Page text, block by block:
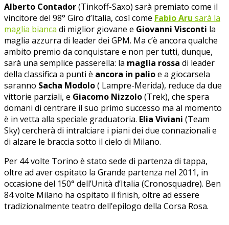
Alberto Contador(Tinkoff-Saxo) sarà premiato come il
vincitore del 98° Giro d’Italia, così come Fabio Aru sarà la
maglia bianca di miglior giovane e Giovanni Visconti la
maglia azzurra di leader dei GPM. Ma c’è ancora qualche
ambito premio da conquistare e non per tutti, dunque,
sarà una semplice passerella: la maglia rossa di leader
della classifica a punti è ancora in palioe a giocarsela
saranno Sacha Modolo( Lampre-Merida), reduce da due
vittorie parziali, e Giacomo Nizzolo(Trek), che spera
domani di centrare il suo primo successo ma al momento
è in vetta alla speciale graduatoria. Elia Viviani (Team
Sky) cercherà di intralciare i piani dei due connazionali e
di alzare le braccia sotto il cielo di Milano.
Per 44 volte Torino è stato sede di partenza di tappa,
oltre ad aver ospitato la Grande partenza nel 2011, in
occasione del 150° dell’Unità d’Italia (Cronosquadre). Ben
84 volte Milano ha ospitato il finish, oltre ad essere
tradizionalmente teatro dell’epilogo della Corsa Rosa.